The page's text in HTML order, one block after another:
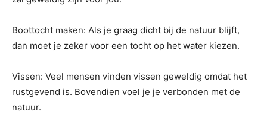
Boottocht maken: Als je graag dicht bij de natuur blijft,
dan moet je zeker voor een tocht op het water kiezen.
Vissen: Veel mensen vinden vissen geweldig omdat het
rustgevend is. Bovendien voel je je verbonden met de
natuur.